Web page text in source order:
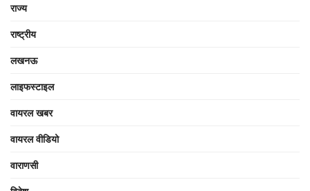
राज्य
राष्ट्रीय
लखनऊ
लाइफस्टाइल
वायरल खबर
वायरल वीडियो
वाराणसी